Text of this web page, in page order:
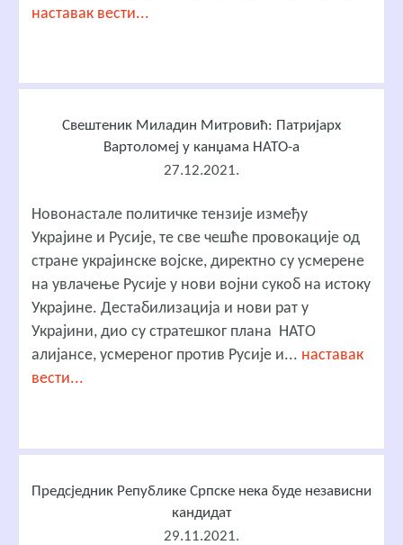
наставак вести...
Свештеник Миладин Митровић: Патријарх
Вартоломеј у канџама НАТО-а
27.12.2021.
Новонастале политичке тензије између
Украјине и Русије, те све чешће провокације од
стране украјинске војске, директно су усмерене
на увлачење Русије у нови војни сукоб на истоку
Украјине. Дестабилизација и нови рат у
Украјини, дио су стратешког плана НАТО
алијансе, усмереног против Русије и... наставак
вести...
Предсједник Републике Српске нека буде независни
кандидат
29.11.2021.